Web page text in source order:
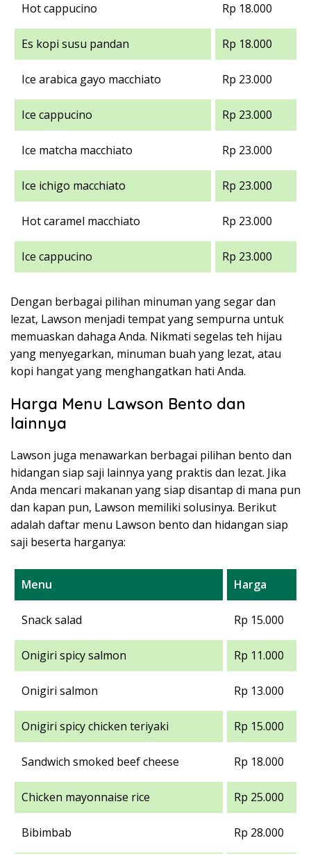
Hot cappucino Rp 18.000
Es kopi susu pandan Rp 18.000
Ice arabica gayo macchiato Rp 23.000
Ice cappucino Rp 23.000
Ice matcha macchiato Rp 23.000
Ice ichigo macchiato Rp 23.000
Hot caramel macchiato Rp 23.000
Ice cappucino Rp 23.000
Dengan berbagai pilihan minuman yang segar dan
lezat, Lawson menjadi tempat yang sempurna untuk
memuaskan dahaga Anda. Nikmati segelas teh hijau
yang menyegarkan, minuman buah yang lezat, atau
kopi hangat yang menghangatkan hati Anda.
Harga Menu Lawson Bento dan
lainnya
Lawson juga menawarkan berbagai pilihan bento dan
hidangan siap saji lainnya yang praktis dan lezat. Jika
Anda mencari makanan yang siap disantap di mana pun
dan kapan pun, Lawson memiliki solusinya. Berikut
adalah daftar menu Lawson bento dan hidangan siap
saji beserta harganya:
Menu Harga
Snack salad Rp 15.000
Onigiri spicy salmon Rp 11.000
Onigiri salmon Rp 13.000
Onigiri spicy chicken teriyaki Rp 15.000
Sandwich smoked beef cheese Rp 18.000
Chicken mayonnaise rice Rp 25.000
Bibimbab Rp 28.000